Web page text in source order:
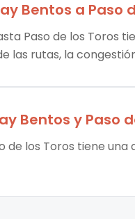
Bentos a Paso
Paso de los Toros
las rutas, la
Bentos y Paso
de los Toros tiene